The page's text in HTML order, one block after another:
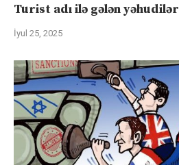
Turist adı ilə gələn yəhudilər
İyul 25, 2025